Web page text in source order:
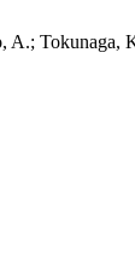
A.;